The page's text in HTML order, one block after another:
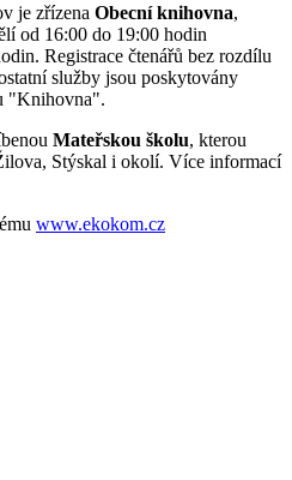
je zřízena Obecní knihovna,
od 16:00 do 19:00 hodin
Registrace čtenářů bez rozdílu
služby jsou poskytovány
"Knihovna".
Mateřskou školu, kterou
Stýskal i okolí. Více informací
www.ekokom.cz